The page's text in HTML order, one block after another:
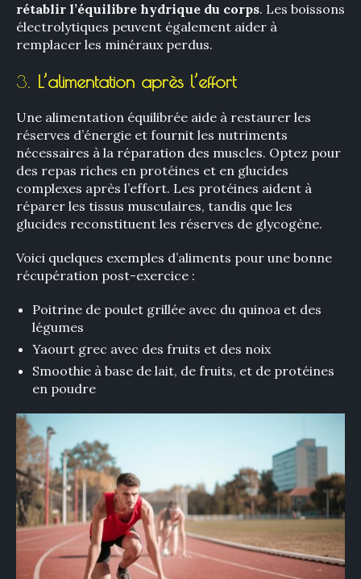
rétablir l’équilibre hydrique du corps. Les boissons
électrolytiques peuvent également aider à
remplacer les minéraux perdus.
3. L’alimentation après l’effort
Une alimentation équilibrée aide à restaurer les
réserves d’énergie et fournit les nutriments
nécessaires à la réparation des muscles. Optez pour
des repas riches en protéines et en glucides
complexes après l’effort. Les protéines aident à
réparer les tissus musculaires, tandis que les
glucides reconstituent les réserves de glycogène.
Voici quelques exemples d’aliments pour une bonne
récupération post-exercice :
Poitrine de poulet grillée avec du quinoa et des
légumes
Yaourt grec avec des fruits et des noix
Smoothie à base de lait, de fruits, et de protéines
en poudre
×
Rechercher